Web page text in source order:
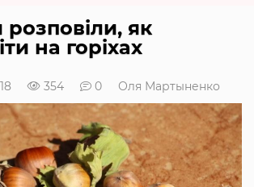
розповіли, як
на горіхах
354 0 Оля Мартыненко